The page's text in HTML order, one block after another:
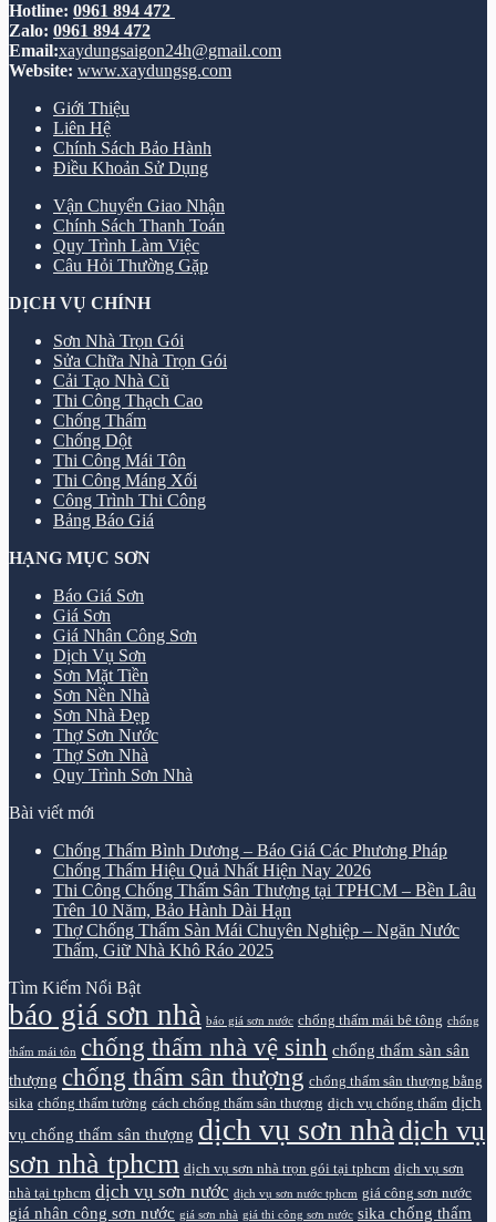
Hotline: 0961 894 472
Zalo: 0961 894 472
Email:xaydungsaigon24h@gmail.com
Website: www.xaydungsg.com
Giới Thiệu
Liên Hệ
Chính Sách Bảo Hành
Điều Khoản Sử Dụng
Vận Chuyển Giao Nhận
Chính Sách Thanh Toán
Quy Trình Làm Việc
Câu Hỏi Thường Gặp
DỊCH VỤ CHÍNH
Sơn Nhà Trọn Gói
Sửa Chữa Nhà Trọn Gói
Cải Tạo Nhà Cũ
Thi Công Thạch Cao
Chống Thấm
Chống Dột
Thi Công Mái Tôn
Thi Công Máng Xối
Công Trình Thi Công
Bảng Báo Giá
HẠNG MỤC SƠN
Báo Giá Sơn
Giá Sơn
Giá Nhân Công Sơn
Dịch Vụ Sơn
Sơn Mặt Tiền
Sơn Nền Nhà
Sơn Nhà Đẹp
Thợ Sơn Nước
Thợ Sơn Nhà
Quy Trình Sơn Nhà
Bài viết mới
Chống Thấm Bình Dương – Báo Giá Các Phương Pháp
Chống Thấm Hiệu Quả Nhất Hiện Nay 2026
Thi Công Chống Thấm Sân Thượng tại TPHCM – Bền Lâu
Trên 10 Năm, Bảo Hành Dài Hạn
Thợ Chống Thấm Sàn Mái Chuyên Nghiệp – Ngăn Nước
Thấm, Giữ Nhà Khô Ráo 2025
Tìm Kiếm Nổi Bật
báo giá sơn nhà báo giá sơn nước chống thấm mái bê tông chống
thấm mái tôn chống thấm nhà vệ sinh chống thấm sàn sân
thượng chống thấm sân thượng chống thấm sân thượng bằng
sika chống thấm tường cách chống thấm sân thượng dịch vụ chống thấm dịch
vụ chống thấm sân thượng dịch vụ sơn nhà dịch vụ
sơn nhà tphcm dịch vụ sơn nhà trọn gói tại tphcm dịch vụ sơn
nhà tại tphcm dịch vụ sơn nước dịch vụ sơn nước tphcm giá công sơn nước
giá nhân công sơn nước giá sơn nhà giá thi công sơn nước sika chống thấm